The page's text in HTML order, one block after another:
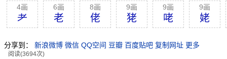
4画
耂
6画
老
8画
佬
9画
狫
9画
咾
9画
姥
分享到： 新浪微博 微信 QQ空间 豆瓣 百度贴吧 复制网址 更多
阅读(3694次)